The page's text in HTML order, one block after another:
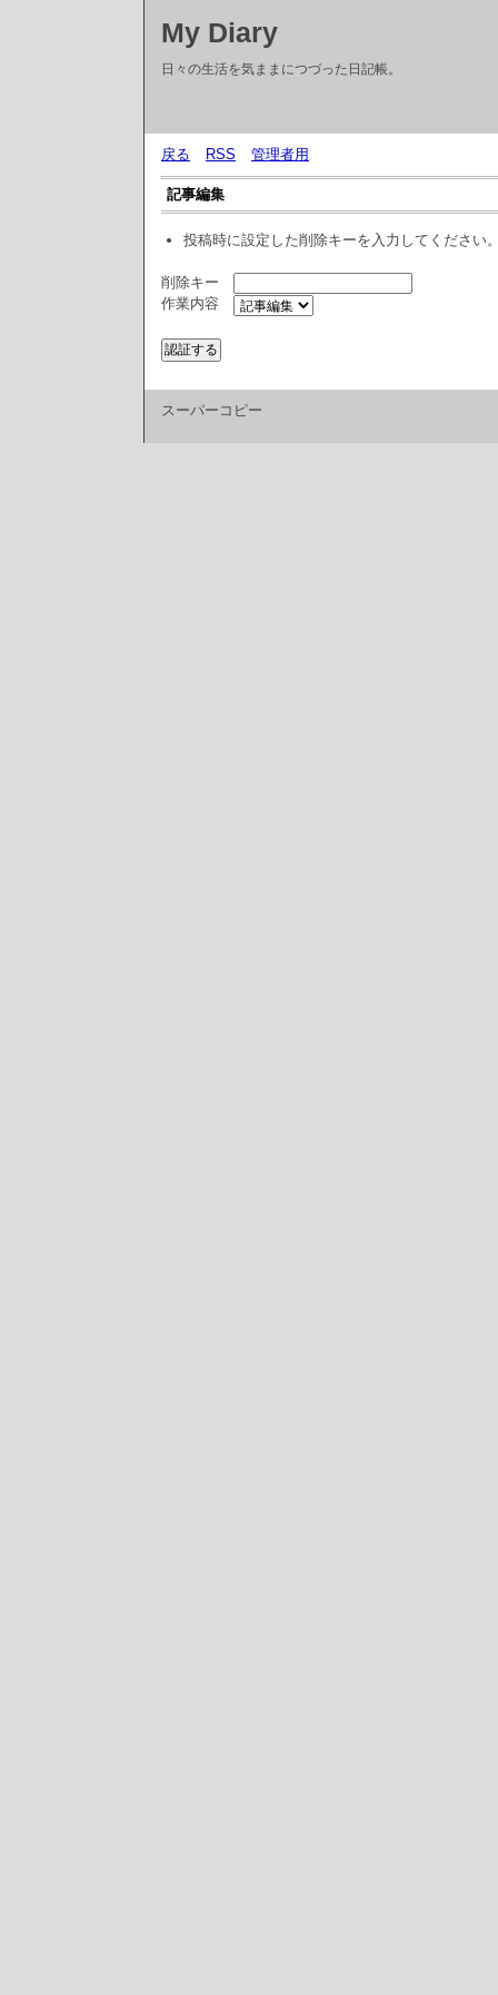
My Diary
日々の生活を気ままにつづった日記帳。
戻る RSS 管理者用
記事編集
投稿時に設定した削除キーを入力してください
削除キー
作業内容
スーパーコピー